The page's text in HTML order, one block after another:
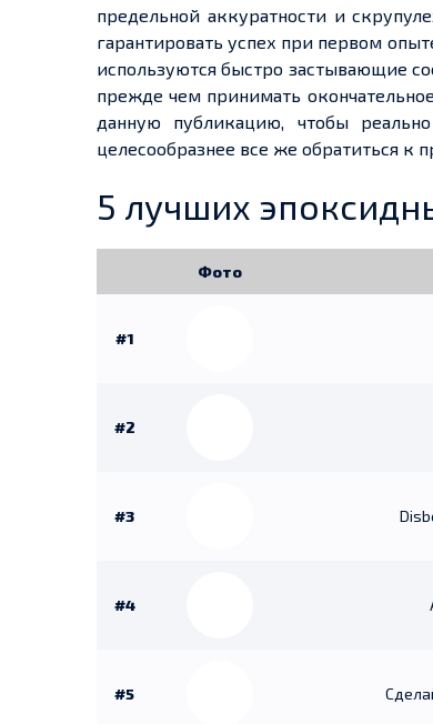
предельной аккуратности и
гарантировать успех при первом
используются быстро застывающие
прежде чем принимать
данную публикацию, чтобы
целесообразнее все же обратиться к
5 лучших
Фото
#1
#2
#3
#4
#5